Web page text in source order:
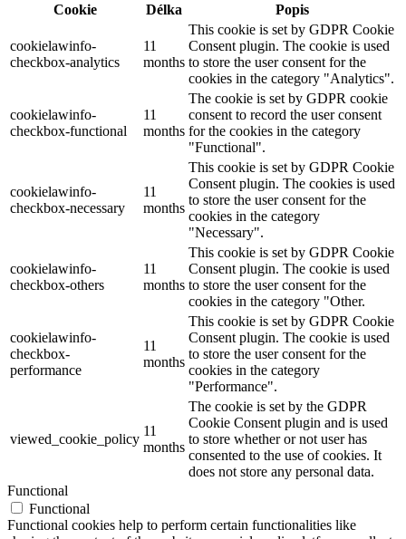
Cookie
Délka Popis
cookielawinfo-
checkbox-analytics
11
months
This cookie is set by GDPR Cookie
Consent plugin. The cookie is used
to store the user consent for the
cookies in the category "Analytics".
cookielawinfo-
checkbox-functional
11
months
The cookie is set by GDPR cookie
consent to record the user consent
for the cookies in the category
"Functional".
cookielawinfo-
checkbox-necessary
11
months
This cookie is set by GDPR Cookie
Consent plugin. The cookies is used
to store the user consent for the
cookies in the category
"Necessary".
cookielawinfo-
checkbox-others
11
months
This cookie is set by GDPR Cookie
Consent plugin. The cookie is used
to store the user consent for the
cookies in the category "Other.
cookielawinfo-
checkbox-
performance
11
months
This cookie is set by GDPR Cookie
Consent plugin. The cookie is used
to store the user consent for the
cookies in the category
"Performance".
viewed_cookie_policy
11
months
The cookie is set by the GDPR
Cookie Consent plugin and is used
to store whether or not user has
consented to the use of cookies. It
does not store any personal data.
Functional
Functional
Functional cookies help to perform certain functionalities like